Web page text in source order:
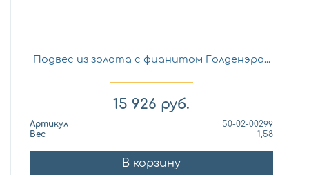
Подвес из золота с фианитом Голденэра...
15 926 руб.
Артикул
50-02-00299
Вес
1,58
В корзину